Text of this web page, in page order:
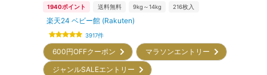
1940ポイント 送料無料 9kg～14kg 216枚入
楽天24 ベビー館 (Rakuten)
3917件
600円OFFクーポン
マラソンエントリー
ジャンルSALEエントリー